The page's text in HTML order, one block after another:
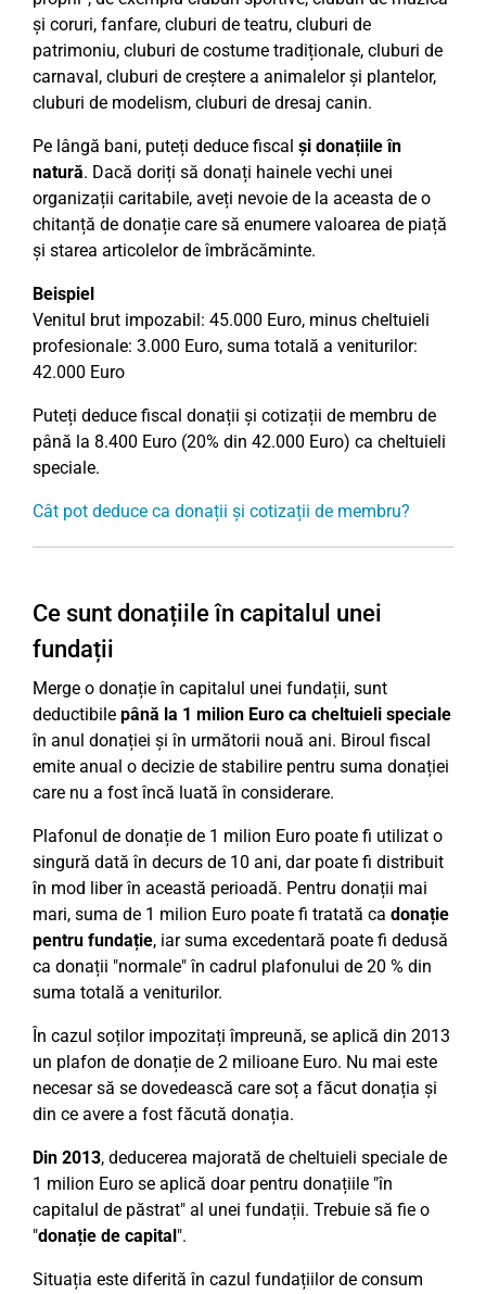
și coruri, fanfare, cluburi de teatru, cluburi de
patrimoniu, cluburi de costume tradiționale, cluburi de
carnaval, cluburi de creștere a animalelor și plantelor,
cluburi de modelism, cluburi de dresaj canin.
Pe lângă bani, puteți deduce fiscal și donațiile în
natură. Dacă doriți să donați hainele vechi unei
organizații caritabile, aveți nevoie de la aceasta de o
chitanță de donație care să enumere valoarea de piață
și starea articolelor de îmbrăcăminte.
Beispiel
Venitul brut impozabil: 45.000 Euro, minus cheltuieli
profesionale: 3.000 Euro, suma totală a veniturilor:
42.000 Euro
Puteți deduce fiscal donații și cotizații de membru de
până la 8.400 Euro (20% din 42.000 Euro) ca cheltuieli
speciale.
Cât pot deduce ca donații și cotizații de membru?
Ce sunt donațiile în capitalul unei
fundații
Merge o donație în capitalul unei fundații, sunt
deductibile până la 1 milion Euro ca cheltuieli speciale
în anul donației și în următorii nouă ani. Biroul fiscal
emite anual o decizie de stabilire pentru suma donației
care nu a fost încă luată în considerare.
Plafonul de donație de 1 milion Euro poate fi utilizat o
singură dată în decurs de 10 ani, dar poate fi distribuit
în mod liber în această perioadă. Pentru donații mai
mari, suma de 1 milion Euro poate fi tratată ca donație
pentru fundație, iar suma excedentară poate fi dedusă
ca donații "normale" în cadrul plafonului de 20 % din
suma totală a veniturilor.
În cazul soților impozitați împreună, se aplică din 2013
un plafon de donație de 2 milioane Euro. Nu mai este
necesar să se dovedească care soț a făcut donația și
din ce avere a fost făcută donația.
Din 2013, deducerea majorată de cheltuieli speciale de
1 milion Euro se aplică doar pentru donațiile "în
capitalul de păstrat" al unei fundații. Trebuie să fie o
"donație de capital".
Situația este diferită în cazul fundațiilor de consum